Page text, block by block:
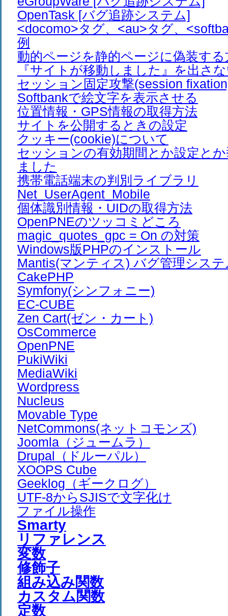
OpenTask [バグ追跡システム]
<docomo>タグ、<au>タグ、
例
動的ページを静的ページに偽装する
『サイトが移動しました』を出さ
セッション固定攻撃(session
Softbankで絵文字を表示させる
位置情報・GPS情報の取得方法
サイトを公開するときの設定
クッキー(cookie)について
セッションの有効期間とか設定と
ました
携帯電話端末の判別ライブラリ
Net_UserAgent_Mobile
個体識別情報・UIDの取得方法
OpenPNEのツッコミどころ
magic_quotes_gpc = On の対策
Windows版PHPのインストール
Mantis(マンティス) バグ管理システ
CakePHP
Symfony(シンフォニー)
EC-CUBE
Zen Cart(ゼン・カート)
OsCommerce
OpenPNE
PukiWiki
MediaWiki
Wordpress
Nucleus
Movable Type
NetCommons(ネットコモンズ)
Joomla（ジュームラ）
Drupal（ドルーパル）
XOOPS Cube
Geeklog（ギークログ）
UTF-8からSJISで文字化け
ファイル操作
Smarty
リファレンス
変数
修飾子
組み込み関数
カスタム関数
定数